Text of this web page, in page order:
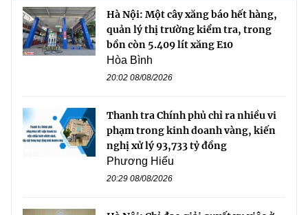
Hà Nội: Một cây xăng báo hết hàng,
quản lý thị trường kiểm tra, trong
bồn còn 5.409 lít xăng E10
Hòa Bình
20:02 08/08/2026
Thanh tra Chính phủ chỉ ra nhiều vi
phạm trong kinh doanh vàng, kiến
nghị xử lý 93,733 tỷ đồng
Phương Hiếu
20:29 08/08/2026